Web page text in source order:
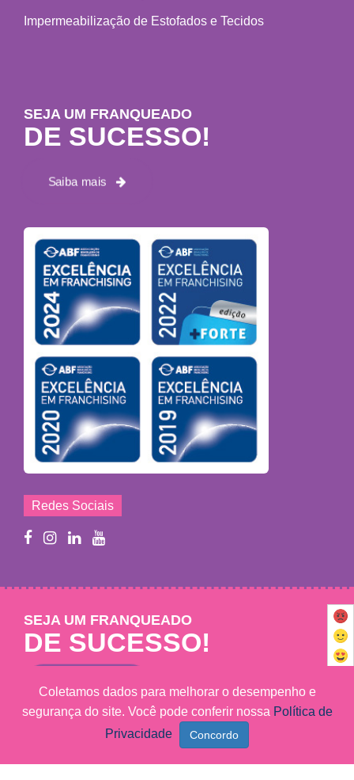
Impermeabilização de Estofados e Tecidos
SEJA UM FRANQUEADO
DE SUCESSO!
Saiba mais
Redes Sociais
SEJA UM FRANQUEADO
DE SUCESSO!
Saiba mais
Mary Help - © 2011 - 2026 - Todos os direitos reservados
MARY HELP FRANCHISING LTDA - CNPJ: 09.102.320/0001-27
Coletamos dados para melhorar o desempenho e
segurança do site. Você pode conferir nossa Política de
Privacidade